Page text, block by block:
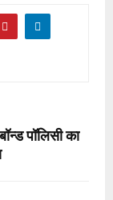
पॉलिसी का